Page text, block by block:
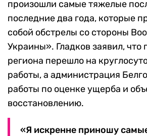
произошли самые тяжелые
последние два года, которые
собой обстрелы со стороны
Украины». Гладков заявил, что
региона перешло на
работы, а администрация
работы по оценке ущерба и
восстановлению.
«Я искренне приношу